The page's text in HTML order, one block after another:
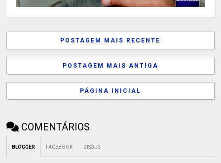
POSTAGEM MAIS RECENTE
POSTAGEM MAIS ANTIGA
PÁGINA INICIAL
COMENTÁRIOS
BLOGGER FACEBOOK DISQUS